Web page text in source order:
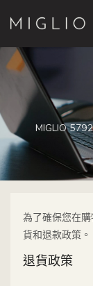
MIGLIO 5792
為了確保您在
貨和退款政策
退貨政策